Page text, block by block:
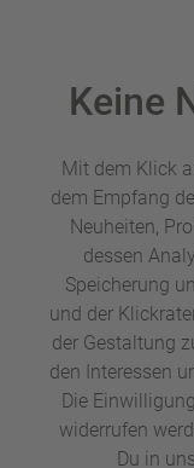
Keine
Mit dem Klick
dem Empfang
Neuheiten,
dessen
Speicherung
und der
der Gestaltung
den Interessen
Die
widerrufen
Du in